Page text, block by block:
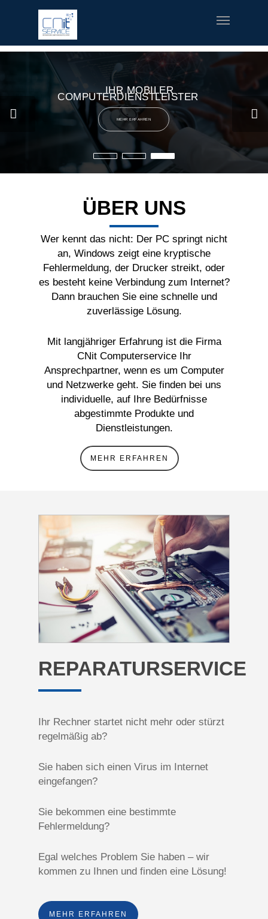
fred meyer gift card
fusion coupons build a bear printable coupon 10
rush music
special welcome coupon
IHR MOBILER
COMPUTERDIENSTLEISTER
MEHR ERFAHREN
ÜBER UNS
Wer kennt das nicht: Der PC springt nicht
an, Windows zeigt eine kryptische
Fehlermeldung, der Drucker streikt, oder
es besteht keine Verbindung zum Internet?
Dann brauchen Sie eine schnelle und
zuverlässige Lösung.
Mit langjähriger Erfahrung ist die Firma
CNit Computerservice Ihr
Ansprechpartner, wenn es um Computer
und Netzwerke geht. Sie finden bei uns
individuelle, auf Ihre Bedürfnisse
abgestimmte Produkte und
Dienstleistungen.
MEHR ERFAHREN
REPARATURSERVICE
Ihr Rechner startet nicht mehr oder stürzt
regelmäßig ab?
Sie haben sich einen Virus im Internet
eingefangen?
Sie bekommen eine bestimmte
Fehlermeldung?
Egal welches Problem Sie haben – wir
kommen zu Ihnen und finden eine Lösung!
MEHR ERFAHREN